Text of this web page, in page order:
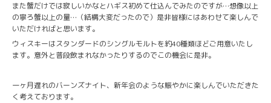
また蟹だけでは寂しいかなとハギス初めて仕込んでみたのですが…想像以上
の寧ろ蟹以上の量…（結構大変だったので）是非皆様にはあわせて楽しんで
いただければと思います。
ウィスキーはスタンダードのシングルモルトを約40種類ほどご用意いたし
ます。意外と普段飲まれなかったりするのでこの機会に是非。
一ヶ月遅れのバーンズナイト、新年会のような賑やかに楽しんでいただきた
く考えております。